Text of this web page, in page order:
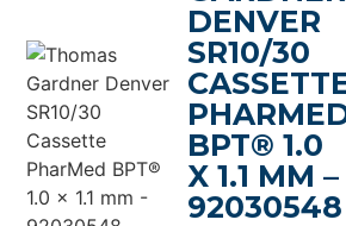
DENVER
SR10/30
BPT® 1.0
X 1.1 MM –
92030548